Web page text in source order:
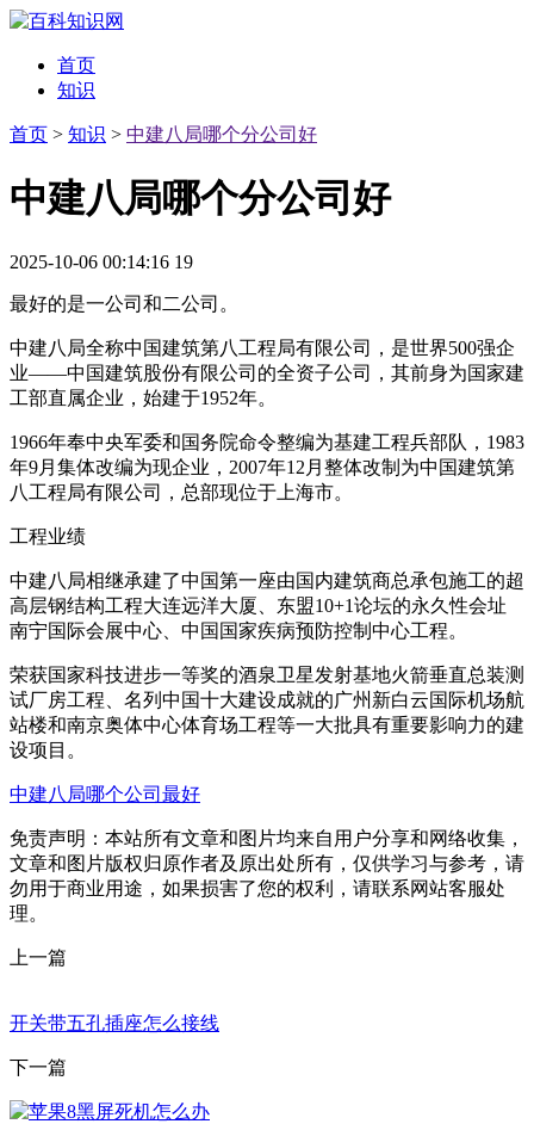
首页
知识
首页 > 知识 > 中建八局哪个分公司好
中建八局哪个分公司好
2025-10-06 00:14:16 19
最好的是一公司和二公司。
中建八局全称中国建筑第八工程局有限公司，是世界500强企
业——中国建筑股份有限公司的全资子公司，其前身为国家建
工部直属企业，始建于1952年。
1966年奉中央军委和国务院命令整编为基建工程兵部队，1983
年9月集体改编为现企业，2007年12月整体改制为中国建筑第
八工程局有限公司，总部现位于上海市。
工程业绩
中建八局相继承建了中国第一座由国内建筑商总承包施工的超
高层钢结构工程大连远洋大厦、东盟10+1论坛的永久性会址
南宁国际会展中心、中国国家疾病预防控制中心工程。
荣获国家科技进步一等奖的酒泉卫星发射基地火箭垂直总装测
试厂房工程、名列中国十大建设成就的广州新白云国际机场航
站楼和南京奥体中心体育场工程等一大批具有重要影响力的建
设项目。
中建八局哪个公司最好
免责声明：本站所有文章和图片均来自用户分享和网络收集，
文章和图片版权归原作者及原出处所有，仅供学习与参考，请
勿用于商业用途，如果损害了您的权利，请联系网站客服处
理。
上一篇
开关带五孔插座怎么接线
下一篇